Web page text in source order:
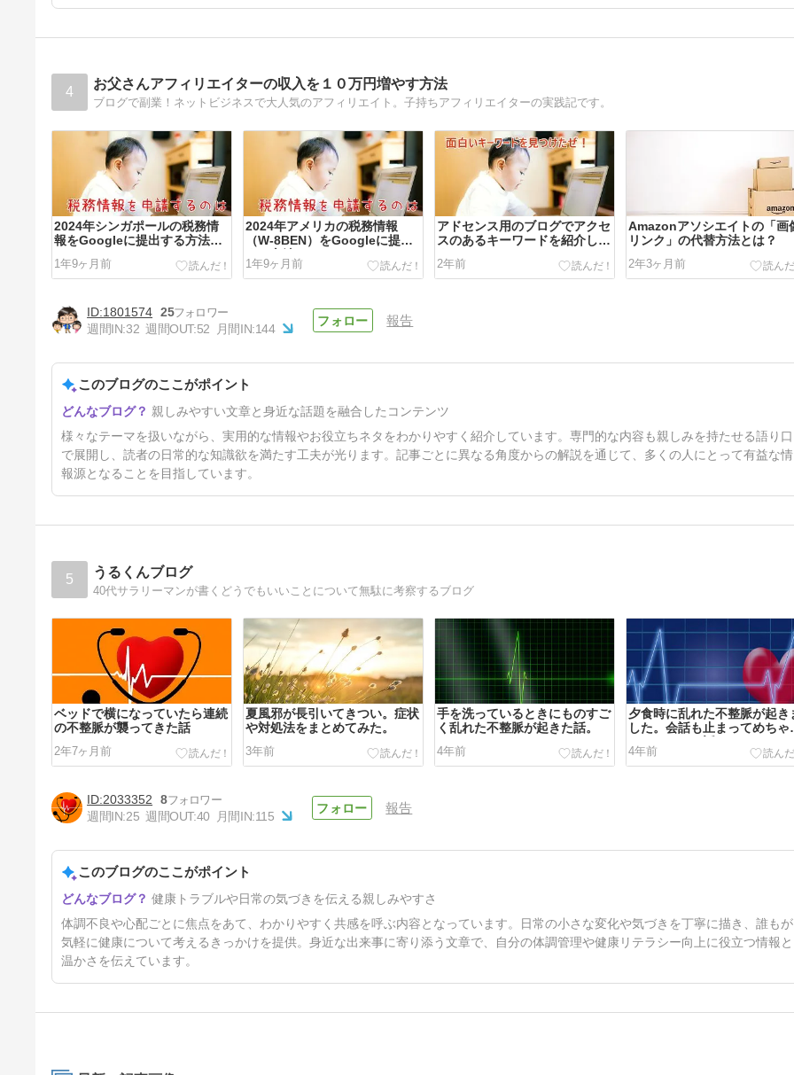
4 お父さんアフィリエイターの収入を１０万円増やす方法
ブログで副業！ネットビジネスで大人気のアフィリエイト。子持ちアフィリエイターの実践記です。
2024年シンガポールの税務情
報をGoogleに提出する方法
[GoogleAdSense]
1年9ヶ月前
2024年アメリカの税務情報
（W-8BEN）をGoogleに提出
する方法[GoogleAdSense]
1年9ヶ月前
アドセンス用のブログでアクセ
スのあるキーワードを紹介しま
2年前
Amazonアソシエイトの「画
リンク」の代替方法とは？
2年3ヶ月前
使えなくなったAmazonの画像
リンクから商品を知る方法と
2年6ヶ月前
1801574 25
週間IN:32 週間OUT:52 月間IN:144
報告
このブログのここがポイント
親しみやすい文章と身近な話題を融合したコンテンツ
様々なテーマを扱いながら、実用的な情報やお役立ちネタをわかりやすく紹介しています。専門的な内容も親しみを持たせる語り口
で展開し、読者の日常的な知識欲を満たす工夫が光ります。記事ごとに異なる角度からの解説を通じて、多くの人にとって有益な情
報源となることを目指しています。
5 うるくんブログ
40代サラリーマンが書くどうでもいいことについて無駄に考察するブログ
ベッドで横になっていたら連続
の不整脈が襲ってきた話
2年7ヶ月前
夏風邪が長引いてきつい。症状
や対処法をまとめてみた。
3年前
手を洗っているときにものすご
く乱れた不整脈が起きた話。
4年前
夕食時に乱れた不整脈が起き
した。会話も止まってめちゃ
ちゃあせった話。
4年前
熟睡感が何年も無い。CPAP使
用者が原因と対処方法を調べて
4年前
2033352
8
週間IN:25 週間OUT:40 月間IN:115
報告
このブログのここがポイント
健康トラブルや日常の気づきを伝える親しみやすさ
体調不良や心配ごとに焦点をあて、わかりやすく共感を呼ぶ内容となっています。日常の小さな変化や気づきを丁寧に描き、誰もが
気軽に健康について考えるきっかけを提供。身近な出来事に寄り添う文章で、自分の体調管理や健康リテラシー向上に役立つ情報と
温かさを伝えています。